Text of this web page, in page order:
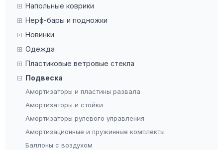
Напольные коврики
Нерф-бары и подножки
Новинки
Одежда
Пластиковые ветровые стекла
Подвеска
Амортизаторы и пластины развала
Амортизаторы и стойки
Амортизаторы рулевого управления
Амортизационные и пружинные комплекты
Баллоны с воздухом